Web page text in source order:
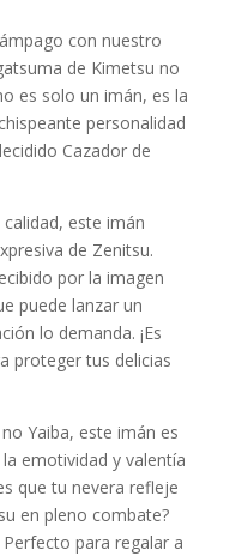
con nuestro
de Kimetsu no
es solo un imán, es la
personalidad
Cazador de
este imán
de Zenitsu.
por la imagen
puede lanzar un
lo demanda. ¡Es
proteger tus delicias
Yaiba, este imán es
emotividad y valentía
que tu nevera refleje
en pleno combate?
Perfecto para regalar a